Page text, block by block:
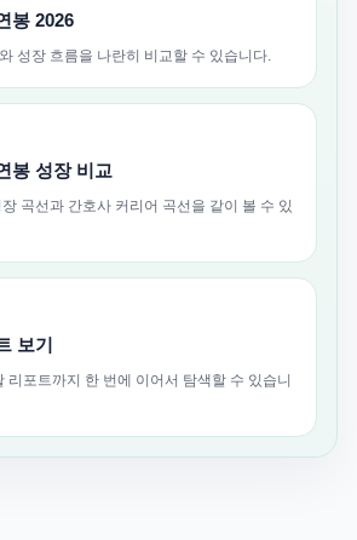
봉 2026
성장 흐름을 나란히 비교할 수 있습니다.
봉 성장 비교
곡선과 간호사 커리어 곡선을 같이 볼 수 있
보기
리포트까지 한 번에 이어서 탐색할 수 있습니